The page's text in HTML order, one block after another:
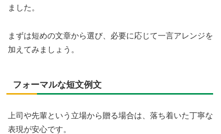
ました。
まずは短めの文章から選び、必要に応じて一言アレンジを
加えてみましょう。
フォーマルな短文例文
上司や先輩という立場から贈る場合は、落ち着いた丁寧な
表現が安心です。